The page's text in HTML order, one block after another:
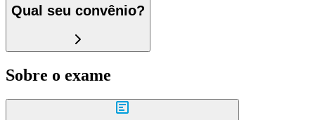
Qual seu convênio?
Sobre o exame